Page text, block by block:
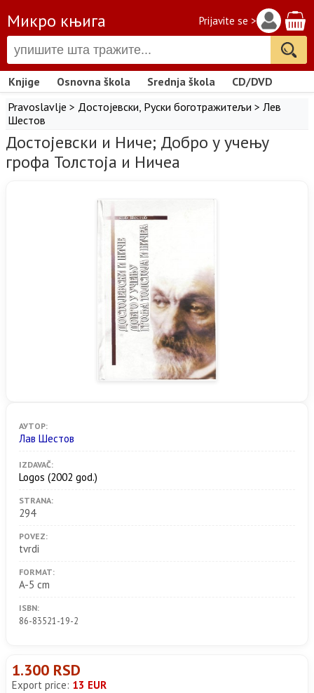
Микро књига Prijavite se >
Knjige Osnovna škola Srednja škola
CD/DVD
Pravoslavlje > Достојевски, Руски боготражитељи > Лев
Шестов
Достојевски и Ниче; Добро у учењу
грофа Толстоја и Ничеа
АУТОР:
Лав Шестов
IZDAVAČ:
Logos (2002 god.)
STRANA:
294
POVEZ:
tvrdi
FORMAT:
A-5 cm
ISBN:
86-83521-19-2
1.300 RSD
Export price: 13 EUR